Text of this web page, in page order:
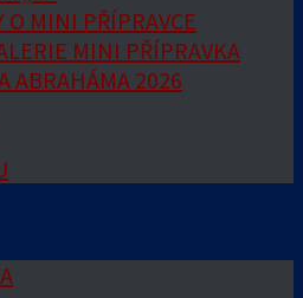
O MINI PŘÍPRAVCE
MINI PŘÍPRAVKA
ABRAHÁMA 2026